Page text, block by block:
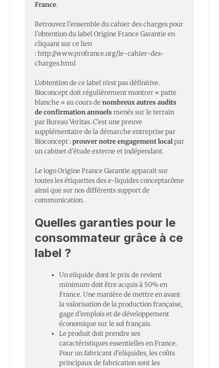
France.
Retrouvez l’ensemble du cahier des charges pour
l’obtention du label Origine France Garantie en
cliquant sur ce lien
:http://www.profrance.org/le-cahier-des-
charges.html
L’obtention de ce label n’est pas définitive.
Bioconcept doit régulièrement montrer « patte
blanche » au cours denombreux autres audits
de confirmation annuels menés sur le terrain
par Bureau Veritas. C’est une preuve
supplémentaire de la démarche entreprise par
Bioconcept :prouver notre engagement localpar
un cabinet d’étude externe et indépendant.
Le logo Origine France Garantie apparait sur
toutes les étiquettes des e-liquides conceptarôme
ainsi que sur nos différents support de
communication.
Quelles garanties pour le
consommateur grâce à ce
label ?
Un eliquide dont le prix de revient
minimum doit être acquis à 50% en
France. Une manière de mettre en avant
la valorisation de la production française,
gage d’emplois et de développement
économique sur le sol français.
Le produit doit prendre ses
caractéristiques essentielles en France.
Pour un fabricant d’eliquides, les coûts
principaux de fabrication sont les